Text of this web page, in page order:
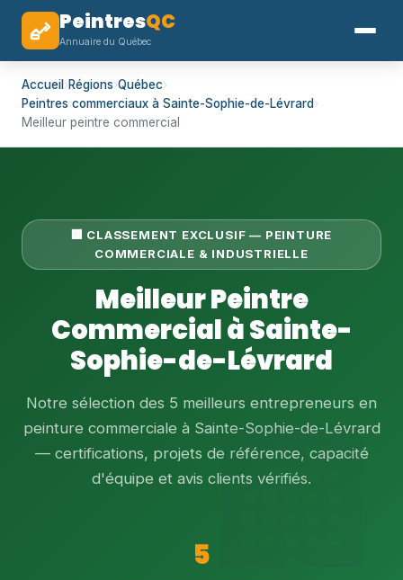
PeintresQC
Annuaire du Québec
Accueil ›Régions›Québec›
Peintres commerciaux à Sainte-Sophie-de-Lévrard›
Meilleur peintre commercial
🏢 CLASSEMENT EXCLUSIF — PEINTURE
COMMERCIALE & INDUSTRIELLE
Meilleur Peintre
Commercial à Sainte-
Sophie-de-Lévrard
Notre sélection des 5 meilleurs entrepreneurs en
peinture commerciale à Sainte-Sophie-de-Lévrard
— certifications, projets de référence, capacité
d'équipe et avis clients vérifiés.
5